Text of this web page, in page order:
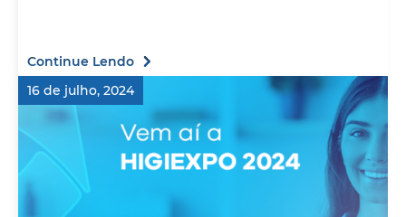
Continue Lendo
16 de julho, 2024